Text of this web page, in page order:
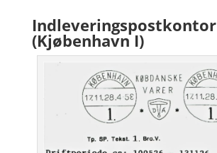
Indleveringspostkontor
(Kjøbenhavn I)